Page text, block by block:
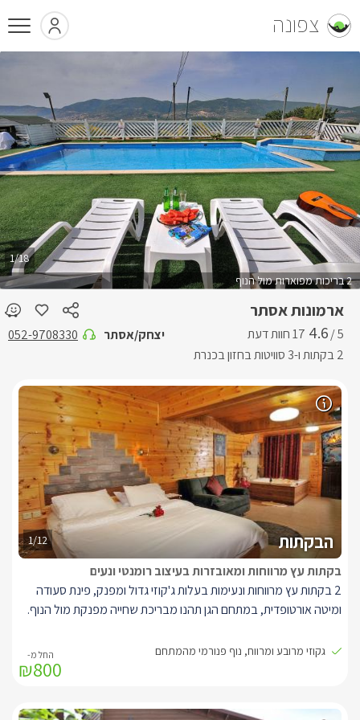
צפונה
ארמונות אסתר
5 /
4.6
2 בקתות ו-3 סוויטות בחזון בכנרת
יצחק/אסתר 052-9708330
2 בריכות מפוארות מול הנוף
1/18
1/12 הבקתות
בקתות עץ מרווחות ומאובזרות בעיצוב רומנטי ונעים
2 בקתות עץ מרווחות ונעימות בעלות ג'קוזי גדול ומפנק, פינת סעודה
ומיטה אורטופדית, במתחם הגן תהנו מבריכת שחייה מפנקת מול הנוף.
בבקתות תיהנו מממיטה זוגית בעלת מזרן אורטופדי איכותי, בגב המיטה
קולנוע ביתית, ג'קוזי אינטימי מרובע ומפנק במיוחד, חדר רחצה עם
גקוזי מרובע ומרווח, נוף פנורמי מהמתחם
₪800